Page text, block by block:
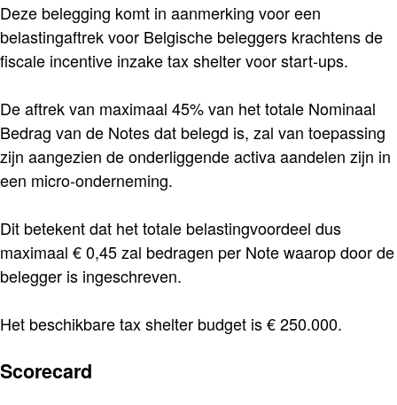
Deze belegging komt in aanmerking voor een
belastingaftrek voor Belgische beleggers krachtens de
fiscale incentive inzake tax shelter voor start-ups.
De aftrek van maximaal 45% van het totale Nominaal
Bedrag van de Notes dat belegd is, zal van toepassing
zijn aangezien de onderliggende activa aandelen zijn in
een micro-onderneming.
Dit betekent dat het totale belastingvoordeel dus
maximaal € 0,45 zal bedragen per Note waarop door de
belegger is ingeschreven.
Het beschikbare tax shelter budget is € 250.000.
Scorecard